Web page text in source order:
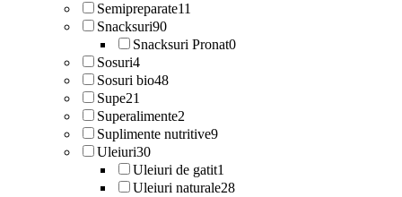
Semipreparate11
Snacksuri90
Snacksuri Pronat0
Sosuri4
Sosuri bio48
Supe21
Superalimente2
Suplimente nutritive9
Uleiuri30
Uleiuri de gatit1
Uleiuri naturale28